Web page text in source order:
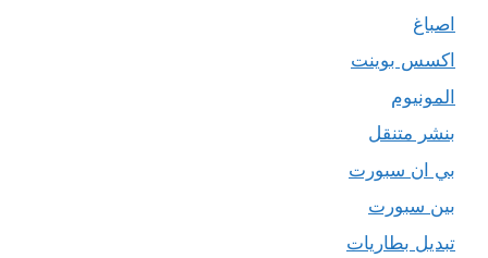
اصباغ
اكسس بوينت
المونيوم
بنشر متنقل
بي ان سبورت
بين سبورت
تبديل بطاريات